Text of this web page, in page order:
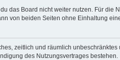
das Board nicht weiter nutzen. Für
von beiden Seiten ohne Einhaltung
zeitlich und räumlich
des Nutzungsvertrages bestehen.